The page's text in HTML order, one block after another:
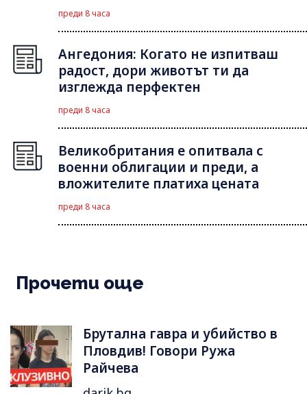
преди 8 часа
Ангедония: Когато не изпитваш
радост, дори животът ти да
изглежда перфектен
преди 8 часа
Великобритания е опитвала с
военни облигации и преди, а
вложителите платиха цената
преди 8 часа
Прочети още
Брутална гавра и убийство в
Пловдив! Говори Ружа
Райчева